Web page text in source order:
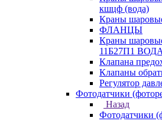
кшцф (вода)
Краны
ФЛАНЦЫ
Краны
11Б27П1 ВОДА
Клапана
Клапаны
Регулятор
Фотодатчики
Назад
Фотодатчики